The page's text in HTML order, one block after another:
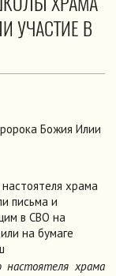
УЧАСТИЕ В
настоятеля храма
письма и
в СВО на
на бумаге
настоятеля храма